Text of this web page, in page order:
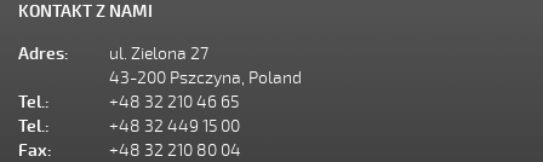
KONTAKT Z NAMI
Adres:
ul. Zielona 27
43-200 Pszczyna, Poland
Tel.:
+48 32 210 46 65
Tel.:
+48 32 449 15 00
Fax:
+48 32 210 80 04